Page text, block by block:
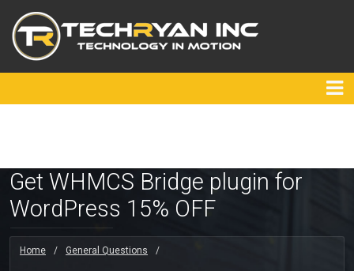
Get WHMCS Bridge plugin for
WordPress 15% OFF
Home / General Questions /